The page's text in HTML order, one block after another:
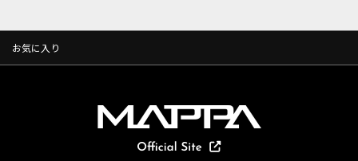
お気に入り